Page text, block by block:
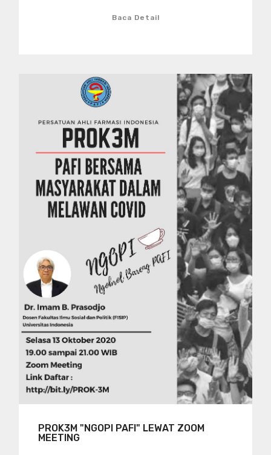
Baca Detail
PROK3M "NGOPI PAFI" LEWAT ZOOM
MEETING